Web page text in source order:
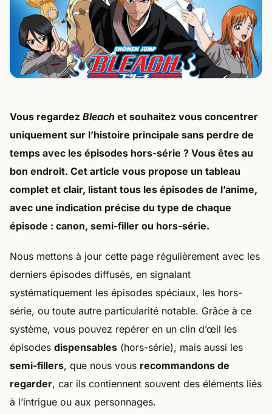
Vous regardez Bleach et souhaitez vous concentrer
uniquement sur l’histoire principale sans perdre de
temps avec les épisodes hors-série ? Vous êtes au
bon endroit. Cet article vous propose un tableau
complet et clair, listant tous les épisodes de l’anime,
avec une indication précise du type de chaque
épisode : canon, semi-filler ou hors-série.
Nous mettons à jour cette page régulièrement avec les
derniers épisodes diffusés, en signalant
systématiquement les épisodes spéciaux, les hors-
série, ou toute autre particularité notable. Grâce à ce
système, vous pouvez repérer en un clin d’œil les
épisodes dispensables (hors-série), mais aussi les
semi-fillers, que nous vous recommandons de
regarder, car ils contiennent souvent des éléments liés
à l’intrigue ou aux personnages.